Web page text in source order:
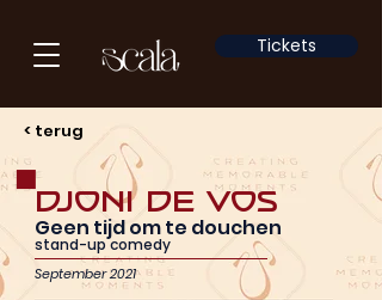
Tickets
< terug
Djoni de Vos
Geen tijd om te douchen
stand-up comedy
September 2021